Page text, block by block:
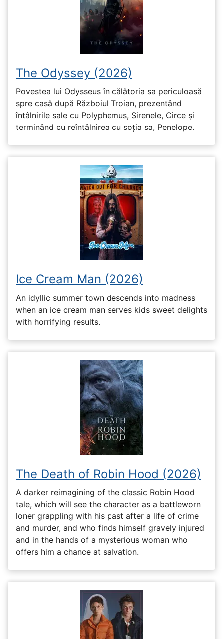
The Odyssey (2026)
Povestea lui Odysseus în călătoria sa periculoasă
spre casă după Războiul Troian, prezentând
întâlnirile sale cu Polyphemus, Sirenele, Circe și
terminând cu reîntâlnirea cu soția sa, Penelope.
Ice Cream Man (2026)
An idyllic summer town descends into madness
when an ice cream man serves kids sweet delights
with horrifying results.
The Death of Robin Hood (2026)
A darker reimagining of the classic Robin Hood
tale, which will see the character as a battleworn
loner grappling with his past after a life of crime
and murder, and who finds himself gravely injured
and in the hands of a mysterious woman who
offers him a chance at salvation.